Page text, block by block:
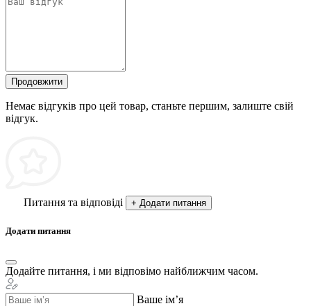
Продовжити
Немає відгуків про цей товар, станьте першим, залиште свій
відгук.
Питання та відповіді + Додати питання
Додати питання
Додайте питання, і ми відповімо найближчим часом.
Ваше ім’я